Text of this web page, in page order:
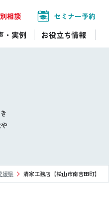
相談 セミナー予約
・実例 お役立ち情報
媛県 清家工務店【松山市南吉田町】